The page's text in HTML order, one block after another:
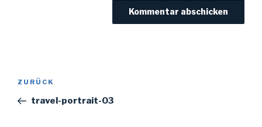
Beitragsnavigation
Vorheriger
Beitrag
ZURÜCK
travel-portrait-03